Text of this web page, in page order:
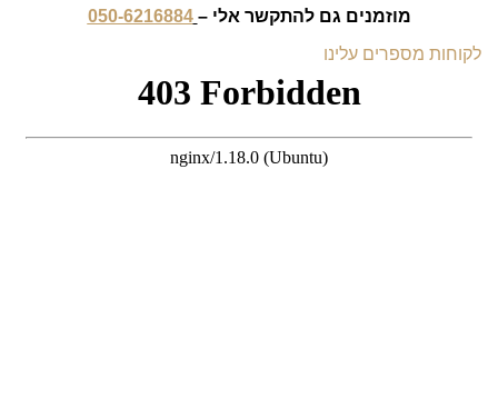
מוזמנים גם להתקשר אלי – 050-6216884
לקוחות מספרים עלינו